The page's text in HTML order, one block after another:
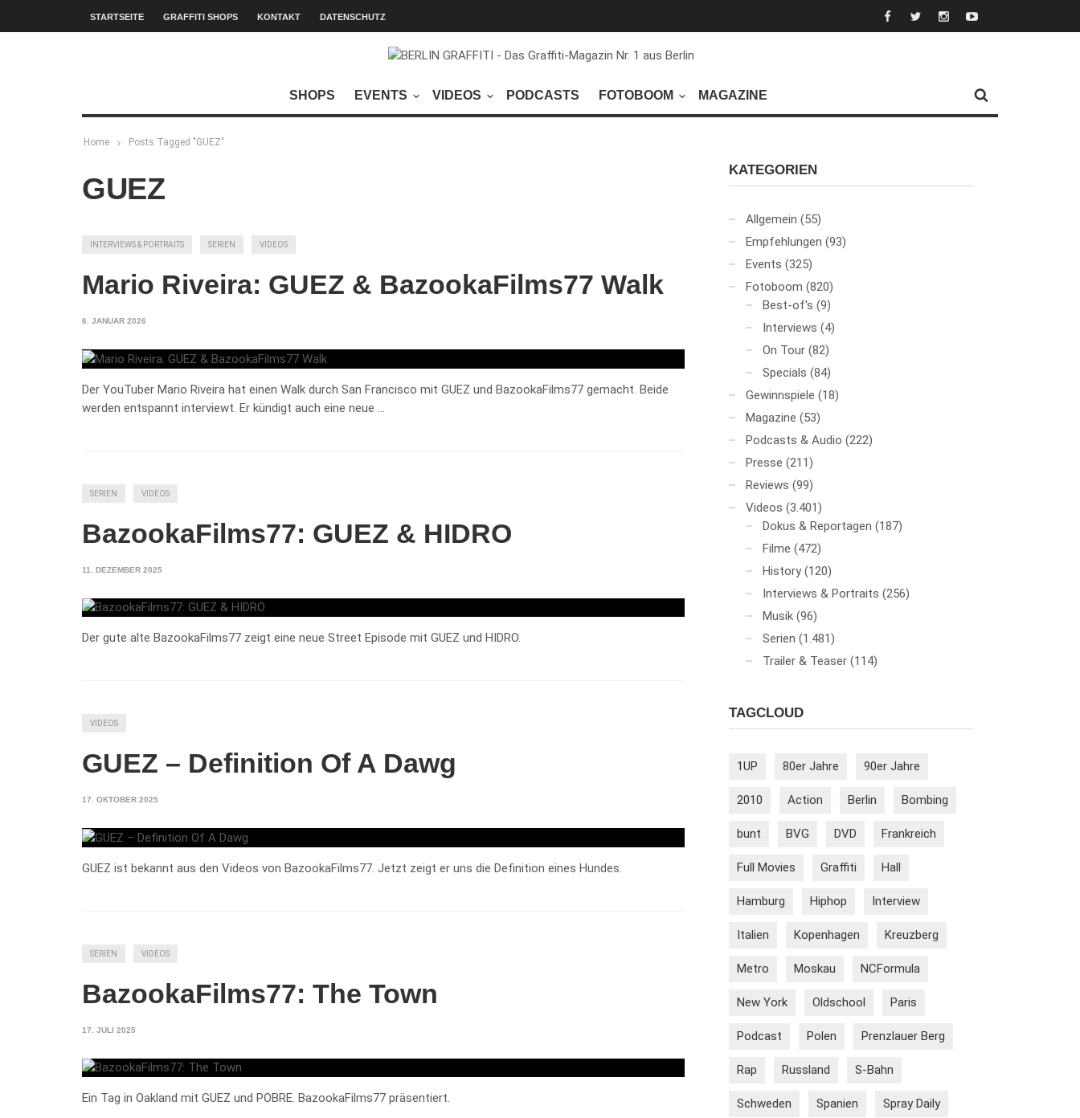
STARTSEITE GRAFFITI SHOPS KONTAKT DATENSCHUTZ
SHOPS EVENTS VIDEOS PODCASTS FOTOBOOM MAGAZINE
Home Posts Tagged "GUEZ"
GUEZ
INTERVIEWS & PORTRAITS SERIEN VIDEOS
Mario Riveira: GUEZ & BazookaFilms77 Walk
6. JANUAR 2026
Der YouTuber Mario Riveira hat einen Walk durch San Francisco mit GUEZ und BazookaFilms77 gemacht. Beide
werden entspannt interviewt. Er kündigt auch eine neue …
SERIEN VIDEOS
BazookaFilms77: GUEZ & HIDRO
11. DEZEMBER 2025
Der gute alte BazookaFilms77 zeigt eine neue Street Episode mit GUEZ und HIDRO.
VIDEOS
GUEZ – Definition Of A Dawg
17. OKTOBER 2025
GUEZ ist bekannt aus den Videos von BazookaFilms77. Jetzt zeigt er uns die Definition eines Hundes.
SERIEN VIDEOS
BazookaFilms77: The Town
17. JULI 2025
Ein Tag in Oakland mit GUEZ und POBRE. BazookaFilms77 präsentiert.
KATEGORIEN
Allgemein (55)
Empfehlungen (93)
Events (325)
Fotoboom (820)
Best-of's (9)
Interviews (4)
On Tour (82)
Specials (84)
Gewinnspiele (18)
Magazine (53)
Podcasts & Audio (222)
Presse (211)
Reviews (99)
Videos (3.401)
Dokus & Reportagen (187)
Filme (472)
History (120)
Interviews & Portraits (256)
Musik (96)
Serien (1.481)
Trailer & Teaser (114)
TAGCLOUD
1UP 80er Jahre 90er Jahre
2010 Action Berlin Bombing
bunt BVG DVD Frankreich
Full Movies Graffiti Hall
Hamburg Hiphop Interview
Italien Kopenhagen Kreuzberg
Metro Moskau NCFormula
New York Oldschool Paris
Podcast Polen Prenzlauer Berg
Rap Russland S-Bahn
Schweden Spanien Spray Daily